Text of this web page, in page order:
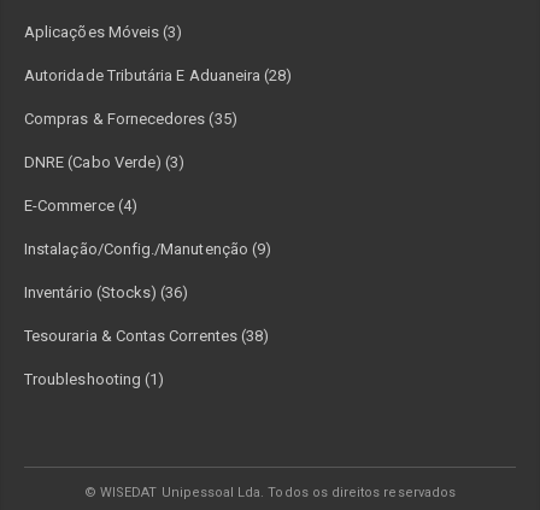
Aplicações Móveis (3)
Autoridade Tributária E Aduaneira (28)
Compras & Fornecedores (35)
DNRE (Cabo Verde) (3)
E-Commerce (4)
Instalação/Config./Manutenção (9)
Inventário (Stocks) (36)
Tesouraria & Contas Correntes (38)
Troubleshooting (1)
© WISEDAT Unipessoal Lda. Todos os direitos reservados